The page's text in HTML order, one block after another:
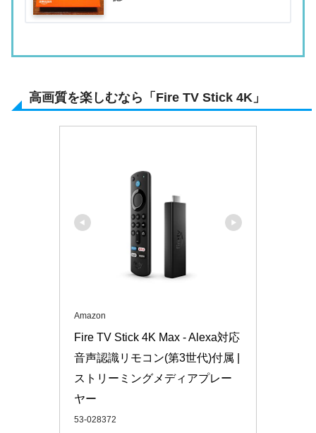
高画質を楽しむなら「Fire TV Stick 4K」
Amazon
Fire TV Stick 4K Max - Alexa対応
音声認識リモコン(第3世代)付属 |
ストリーミングメディアプレー
ヤー
53-028372